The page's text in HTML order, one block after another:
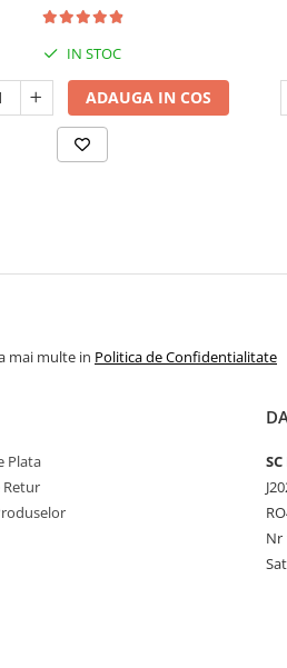
IN STOC
ADAUGA IN COS
mai multe in Politica de Confidentialitate
Plata
Retur
Nr